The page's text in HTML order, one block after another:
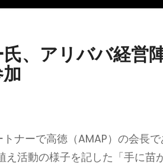
、アリババ経営
ナーで高徳（AMAP）の会長
え活動の様子を記した「手に苗